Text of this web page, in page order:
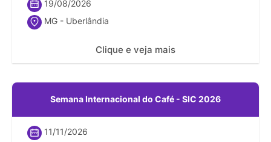
19/08/2026
MG - Uberlândia
Clique e veja mais
Semana Internacional do Café - SIC 2026
11/11/2026